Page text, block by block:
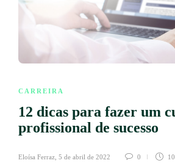
CARREIRA
12 dicas para fazer um
profissional de sucesso
Eloísa Ferraz 5 de abril de 2022 0